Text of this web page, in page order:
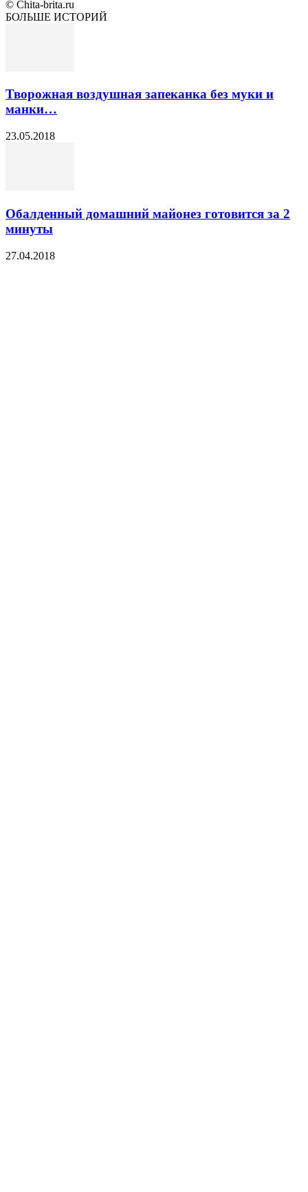
© Chita-brita.ru
БОЛЬШЕ ИСТОРИЙ
Творожная воздушная запеканка без муки и
манки…
23.05.2018
Обалденный домашний майонез готовится за 2
минуты
27.04.2018